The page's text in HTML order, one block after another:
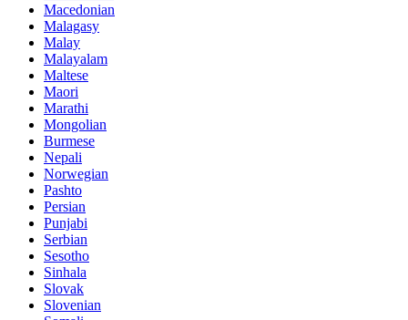
Macedonian
Malagasy
Malay
Malayalam
Maltese
Maori
Marathi
Mongolian
Burmese
Nepali
Norwegian
Pashto
Persian
Punjabi
Serbian
Sesotho
Sinhala
Slovak
Slovenian